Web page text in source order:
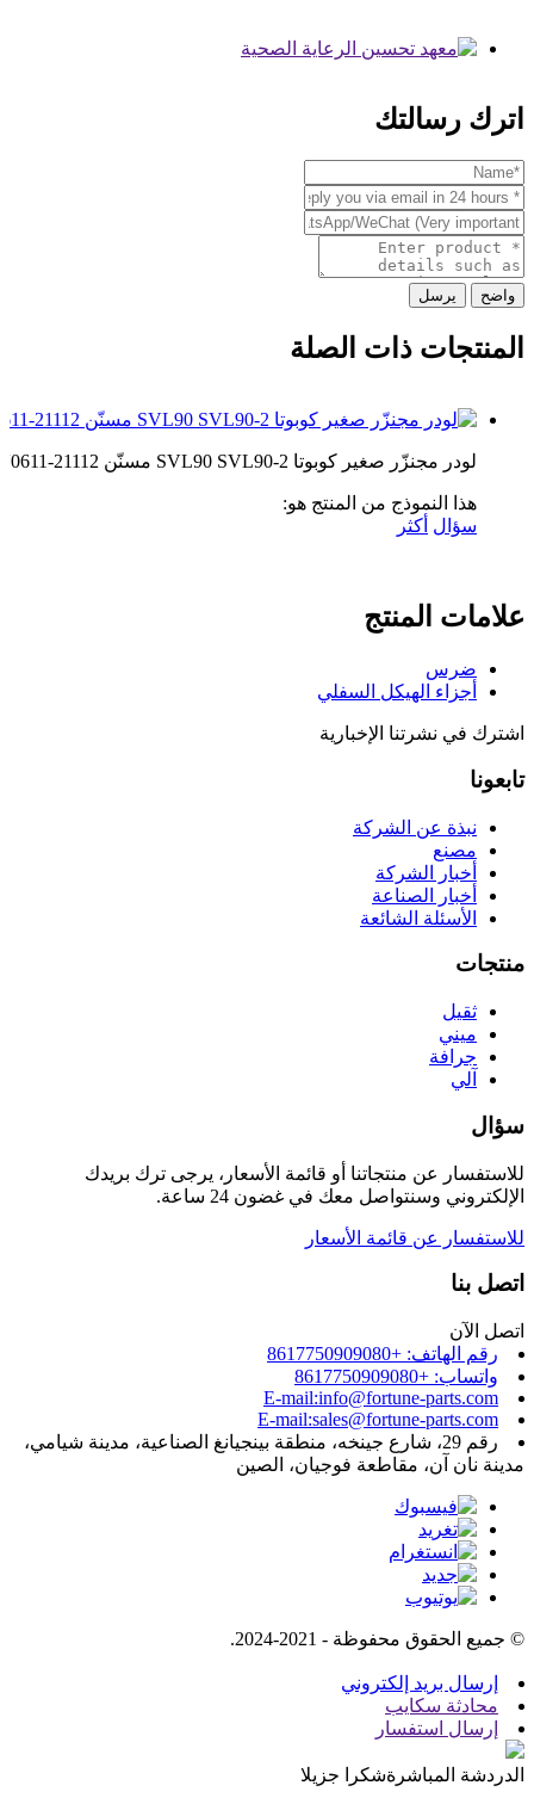
اترك رسالتك
واضح يرسل
المنتجات ذات الصلة
لودر مجنزّر صغير كوبوتا SVL90 SVL90-2 مسنّن V0611-21112
هذا النموذج من المنتج هو:
سؤال أكثر
علامات المنتج
ضرس
أجزاء الهيكل السفلي
اشترك في نشرتنا الإخبارية
تابعونا
نبذة عن الشركة
مصنع
أخبار الشركة
أخبار الصناعة
الأسئلة الشائعة
منتجات
ثقيل
ميني
جرافة
آلي
سؤال
للاستفسار عن منتجاتنا أو قائمة الأسعار، يرجى ترك بريدك
الإلكتروني وسنتواصل معك في غضون 24 ساعة.
للاستفسار عن قائمة الأسعار
اتصل بنا
اتصل الآن
رقم الهاتف: +8617750909080
واتساب: +8617750909080
E-mail:info@fortune-parts.com
E-mail:sales@fortune-parts.com
رقم 29، شارع جينخه، منطقة بينجيانغ الصناعية، مدينة شيامي،
مدينة نان آن، مقاطعة فوجيان، الصين
© جميع الحقوق محفوظة - 2021-2024.
إرسال بريد إلكتروني
محادثة سكايب
إرسال استفسار
الدردشة المباشرةشكرا جزيلا